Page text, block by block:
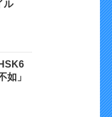
ル
」